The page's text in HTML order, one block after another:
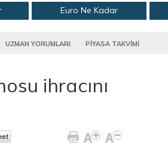
Euro Ne Kadar
UZMAN YORUMLARI PİYASA TAKVİMİ
ihracını